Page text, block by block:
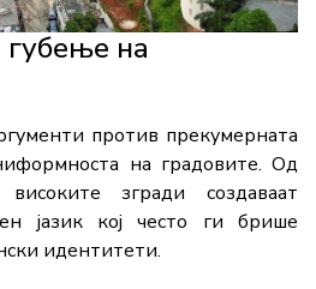
губење на
против прекумерната
на градовите. Од
згради создаваат
јазик кој често ги брише
идентитети.